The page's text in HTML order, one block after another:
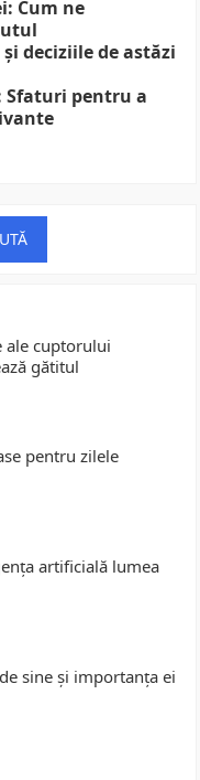
Cum ne
deciziile de astăzi
Sfaturi pentru a
ale cuptorului
gătitul
pentru zilele
artificială lumea
sine și importanța ei